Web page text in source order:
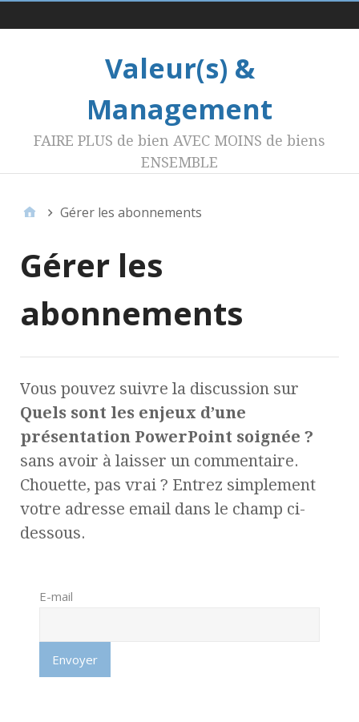
Menu 1
Valeur(s) &
Management
FAIRE PLUS de bien AVEC MOINS de biens
ENSEMBLE
Gérer les abonnements
Gérer les
abonnements
Vous pouvez suivre la discussion sur
Quels sont les enjeux d’une
présentation PowerPoint soignée ?
sans avoir à laisser un commentaire.
Chouette, pas vrai ? Entrez simplement
votre adresse email dans le champ ci-
dessous.
E-mail